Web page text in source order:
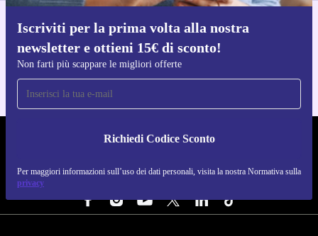
Iscriviti per la prima volta alla nostra
newsletter e ottieni 15€ di sconto!
Non farti più scappare le migliori offerte
Richiedi Codice Sconto
Per maggiori informazioni sull’uso dei dati personali, visita la nostra Normativa sulla
privacy
Scarica l'app di refurbed
Per iOS e Android
REFURBED ITALIA - RETHINK NEW.
SEGUICI SU